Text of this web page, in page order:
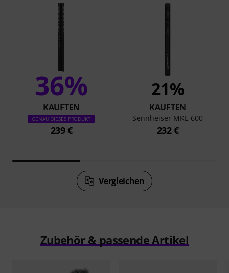
36%
KAUFTEN
GENAU DIESES PRODUKT
239 €
21%
KAUFTEN
Sennheiser MKE 600
232 €
Vergleichen
Zubehör & passende Artikel